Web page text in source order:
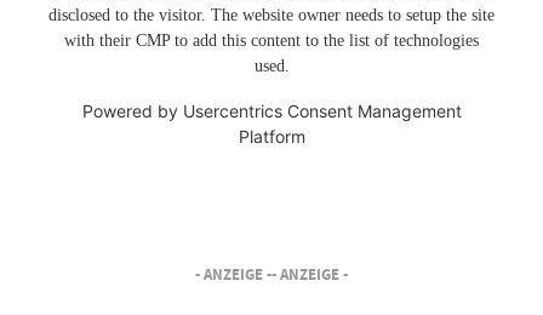
disclosed to the visitor. The website owner needs to setup the site
with their CMP to add this content to the list of technologies
used.
Powered by Usercentrics Consent Management
Platform
- ANZEIGE -- ANZEIGE -